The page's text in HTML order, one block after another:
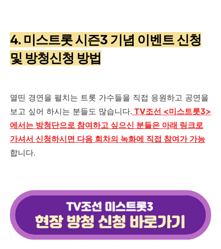
4. 미스트롯 시즌3 기념 이벤트 신청
및 방청신청 방법
열띤 경연을 펼치는 트롯 가수들을 직접 응원하고 공연을
보고 싶어 하시는 분들도 많습니다. TV조선 <미스트롯3>
에서는 방청단으로 참여하고 싶으신 분들은 아래 링크로
가셔서 신청하시면 다음 회차의 녹화에 직접 참여가 가능
합니다.